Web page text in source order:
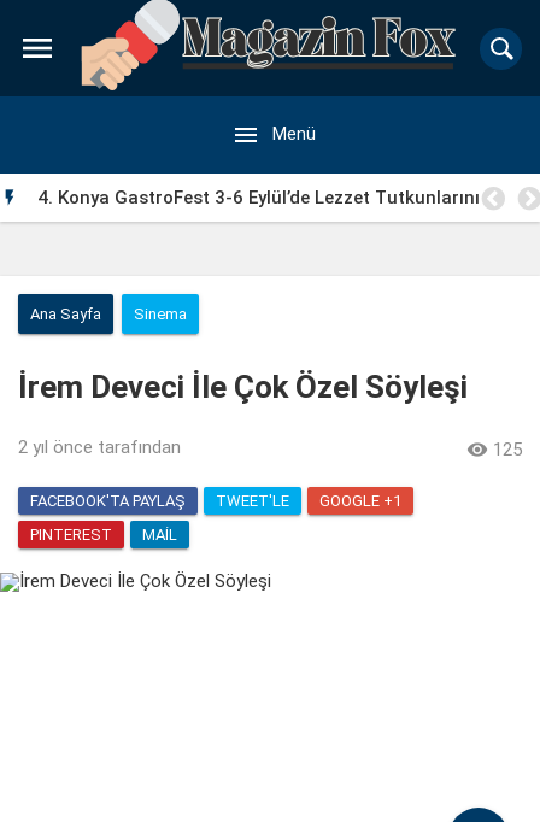

 Menü
 4. Konya GastroFest 3-6 Eylül’de Lezzet Tutkunlarını
Ana Sayfa Sinema
İrem Deveci İle Çok Özel Söyleşi
2 yıl önce tarafından  125
FACEBOOK'TA PAYLAŞ TWEET'LE
GOOGLE +1
PINTEREST
MAIL